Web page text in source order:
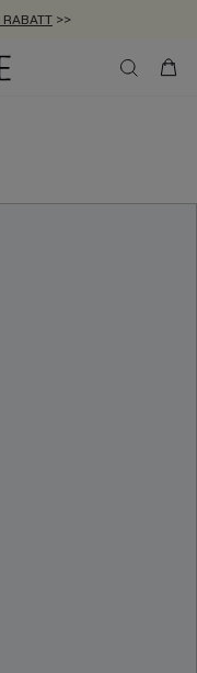
>>
ERHALTEN
89 €